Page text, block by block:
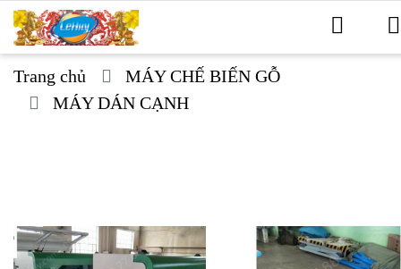
Trang chủ
MÁY CHẾ BIẾN GỖ
MÁY DÁN CẠNH